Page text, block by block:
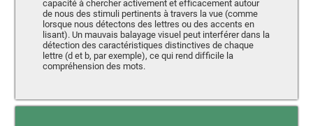
capacité à chercher activement et efficacement autour
de nous des stimuli pertinents à travers la vue (comme
lorsque nous détectons des lettres ou des accents en
lisant). Un mauvais balayage visuel peut interférer dans la
détection des caractéristiques distinctives de chaque
lettre (d et b, par exemple), ce qui rend difficile la
compréhension des mots.